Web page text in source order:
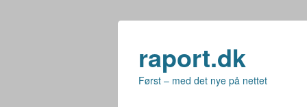
raport.dk
Først – med det nye på nettet